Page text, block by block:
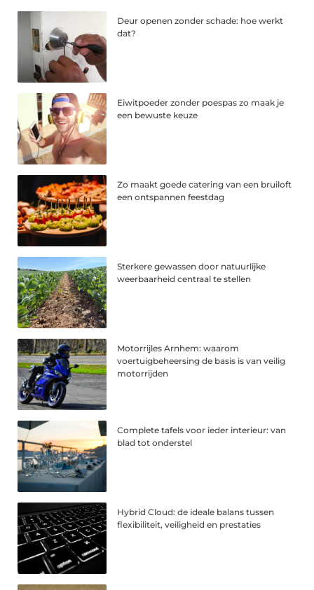
Deur openen zonder schade: hoe werkt
dat?
Eiwitpoeder zonder poespas zo maak je
een bewuste keuze
Zo maakt goede catering van een bruiloft
een ontspannen feestdag
Sterkere gewassen door natuurlijke
weerbaarheid centraal te stellen
Motorrijles Arnhem: waarom
voertuigbeheersing de basis is van veilig
motorrijden
Complete tafels voor ieder interieur: van
blad tot onderstel
Hybrid Cloud: de ideale balans tussen
flexibiliteit, veiligheid en prestaties